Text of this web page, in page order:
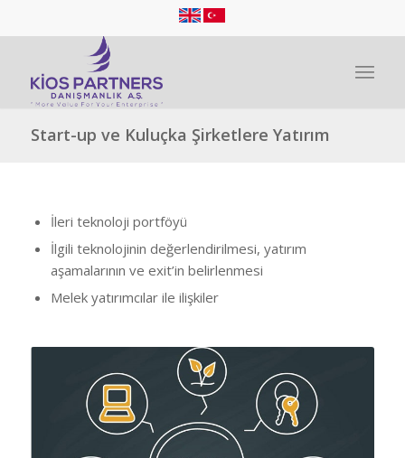
Start-up ve Kuluçka Şirketlere Yatırım
İleri teknoloji portföyü
İlgili teknolojinin değerlendirilmesi, yatırım
aşamalarının ve exit’in belirlenmesi
Melek yatırımcılar ile ilişkiler